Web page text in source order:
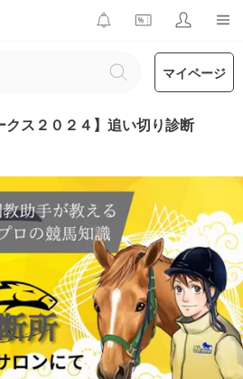
マイページ
クス２０２４】追い切り診断